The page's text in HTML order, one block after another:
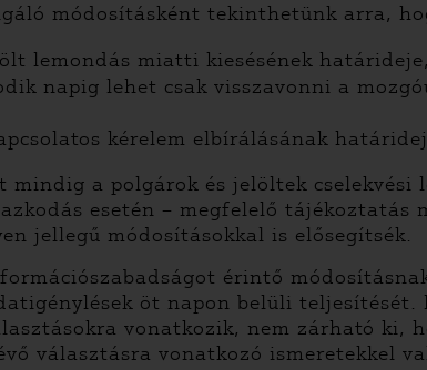
módosításként tekinthetünk arra,
lemondás miatti kiesésének határideje,
napig lehet csak visszavonni a
kérelem elbírálásának
a polgárok és jelöltek cselekvési
esetén – megfelelő
jellegű módosításokkal is elősegítsék.
érintő
öt napon belüli
vonatkozik, nem zárható ki,
választásra vonatkozó ismeretekkel